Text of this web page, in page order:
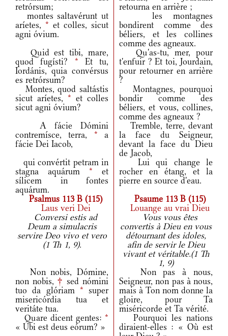
retrórsum;
retourna en arrière ;
montes saltavérunt ut
aríetes, * et colles, sicut
agni óvium.
les montagnes
bondirent comme des
béliers, et les collines
comme des agneaux.
Quid est tibi, mare,
quod fugísti? * Et tu,
Iordánis, quia convérsus
es retrórsum?
Qu'as-tu, mer, pour
t'enfuir ? Et toi, Jourdain,
pour retourner en arrière
?
Montes, quod saltástis
sicut aríetes, * et colles
sicut agni óvium?
Montagnes, pourquoi
bondir comme des
béliers, et vous, collines,
comme des agneaux ?
A fácie Dómini
contremísce, terra, * a
fácie Dei Iacob,
Tremble, terre, devant
la face du Seigneur,
devant la face du Dieu
de Jacob,
qui convértit petram in
stagna aquárum * et
sílicem in fontes
aquárum.
Lui qui change le
rocher en étang, et la
pierre en source d'eau.
Psalmus 113 B (115)
Psaume 113 B (115)
Laus veri Dei
Louange au vrai Dieu
Conversi estis ad
Deum a simulacris
servire Deo vivo et vero
(1 Th 1, 9).
Vous vous êtes
convertis à Dieu en vous
détournant des idoles,
afin de servir le Dieu
vivant et véritable.(1 Th
1, 9)
Non nobis, Dómine,
non nobis, † sed nómini
tuo da glóriam * super
misericórdia tua et
veritáte tua.
Non pas à nous,
Seigneur, non pas à nous,
mais à Ton nom donne la
gloire, pour Ta
miséricorde et Ta vérité.
Quare dicent gentes: *
« Ubi est deus eórum? »
Pourquoi les nations
diraient-elles : « Où est